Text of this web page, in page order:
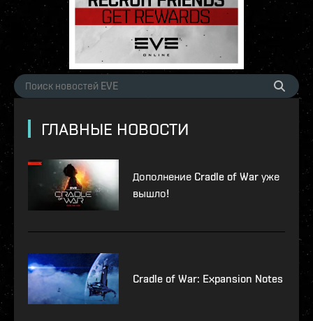
ГЛАВНЫЕ НОВОСТИ
Дополнение Cradle of War уже
вышло!
Cradle of War: Expansion Notes